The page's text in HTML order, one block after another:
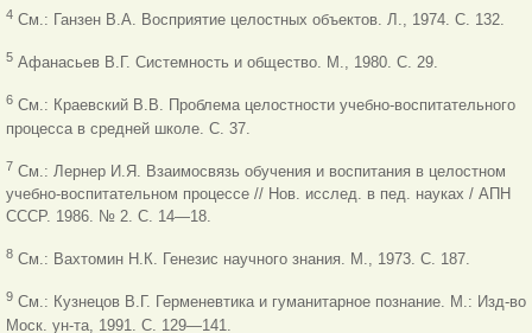
4 См.: Ганзен В.А. Восприятие целостных объектов. Л., 1974. С. 132.
5 Афанасьев В.Г. Системность и общество. М., 1980. С. 29.
6 См.: Краевский В.В. Проблема целостности учебно-воспитательного
процесса в средней школе. С. 37.
7 См.: Лернер И.Я. Взаимосвязь обучения и воспитания в целостном
учебно-воспитательном процессе // Нов. исслед. в пед. науках / АПН
СССР. 1986. № 2. С. 14—18.
8 См.: Вахтомин Н.К. Генезис научного знания. М., 1973. С. 187.
9 См.: Кузнецов В.Г. Герменевтика и гуманитарное познание. М.: Изд-во
Моск. ун-та, 1991. С. 129—141.